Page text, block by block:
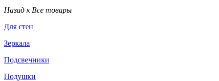
Назад к Все товары
Для стен
Зеркала
Подсвечники
Подушки